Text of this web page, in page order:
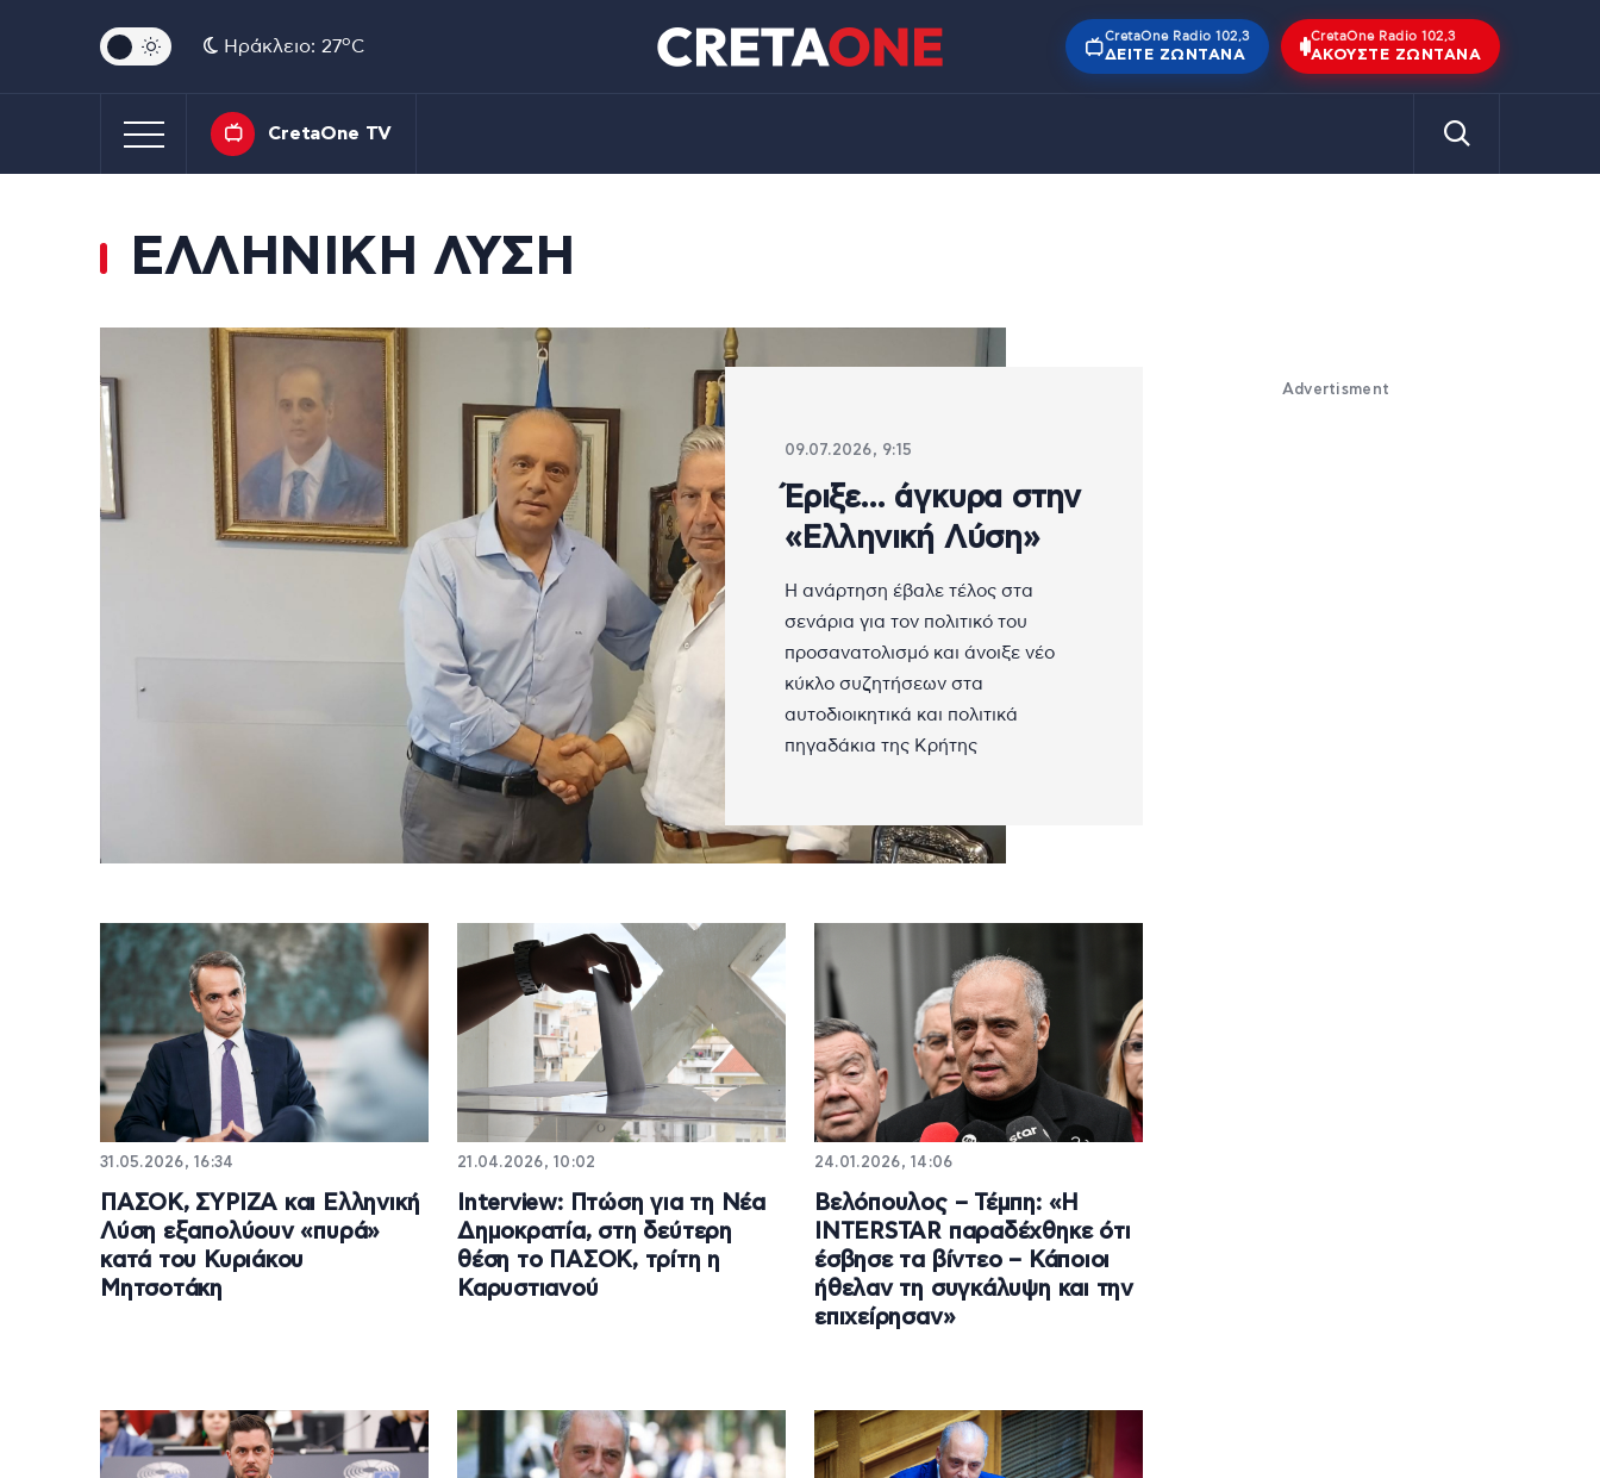
Ηράκλειο: 27oC
CretaOne Radio 102,3
ΔΕΊΤΕ ΖΩΝΤΑΝΆ
CretaOne Radio 102,3
ΑΚΟΎΣΤΕ ΖΩΝΤΑΝΆ
CretaOne TV
ΕΛΛΗΝΙΚΗ ΛΥΣΗ
09.07.2026, 9:15
Έριξε… άγκυρα στην
«Ελληνική Λύση»
Η ανάρτηση έβαλε τέλος στα
σενάρια για τον πολιτικό του
προσανατολισμό και άνοιξε νέο
κύκλο συζητήσεων στα
αυτοδιοικητικά και πολιτικά
πηγαδάκια της Κρήτης
31.05.2026, 16:34
ΠΑΣΟΚ, ΣΥΡΙΖΑ και Ελληνική
Λύση εξαπολύουν «πυρά»
κατά του Κυριάκου
Μητσοτάκη
21.04.2026, 10:02
Interview: Πτώση για τη Νέα
Δημοκρατία, στη δεύτερη
θέση το ΠΑΣΟΚ, τρίτη η
Καρυστιανού
24.01.2026, 14:06
Βελόπουλος – Τέμπη: «Η
INTERSTAR παραδέχθηκε ότι
έσβησε τα βίντεο – Κάποιοι
ήθελαν τη συγκάλυψη και την
επιχείρησαν»
Advertisment